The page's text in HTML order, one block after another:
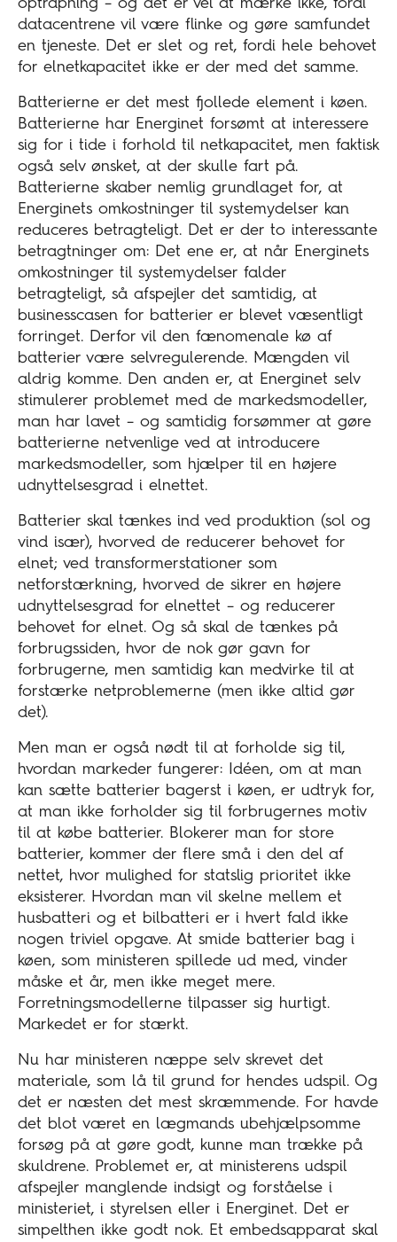
optrapning – og det er vel at mærke ikke, fordi
datacentrene vil være flinke og gøre samfundet
en tjeneste. Det er slet og ret, fordi hele behovet
for elnetkapacitet ikke er der med det samme.
Batterierne er det mest fjollede element i køen.
Batterierne har Energinet forsømt at interessere
sig for i tide i forhold til netkapacitet, men faktisk
også selv ønsket, at der skulle fart på.
Batterierne skaber nemlig grundlaget for, at
Energinets omkostninger til systemydelser kan
reduceres betragteligt. Det er der to interessante
betragtninger om: Det ene er, at når Energinets
omkostninger til systemydelser falder
betragteligt, så afspejler det samtidig, at
businesscasen for batterier er blevet væsentligt
forringet. Derfor vil den fænomenale kø af
batterier være selvregulerende. Mængden vil
aldrig komme. Den anden er, at Energinet selv
stimulerer problemet med de markedsmodeller,
man har lavet – og samtidig forsømmer at gøre
batterierne netvenlige ved at introducere
markedsmodeller, som hjælper til en højere
udnyttelsesgrad i elnettet.
Batterier skal tænkes ind ved produktion (sol og
vind især), hvorved de reducerer behovet for
elnet; ved transformerstationer som
netforstærkning, hvorved de sikrer en højere
udnyttelsesgrad for elnettet – og reducerer
behovet for elnet. Og så skal de tænkes på
forbrugssiden, hvor de nok gør gavn for
forbrugerne, men samtidig kan medvirke til at
forstærke netproblemerne (men ikke altid gør
det).
Men man er også nødt til at forholde sig til,
hvordan markeder fungerer: Idéen, om at man
kan sætte batterier bagerst i køen, er udtryk for,
at man ikke forholder sig til forbrugernes motiv
til at købe batterier. Blokerer man for store
batterier, kommer der flere små i den del af
nettet, hvor mulighed for statslig prioritet ikke
eksisterer. Hvordan man vil skelne mellem et
husbatteri og et bilbatteri er i hvert fald ikke
nogen triviel opgave. At smide batterier bag i
køen, som ministeren spillede ud med, vinder
måske et år, men ikke meget mere.
Forretningsmodellerne tilpasser sig hurtigt.
Markedet er for stærkt.
Nu har ministeren næppe selv skrevet det
materiale, som lå til grund for hendes udspil. Og
det er næsten det mest skræmmende. For havde
det blot været en lægmands ubehjælpsomme
forsøg på at gøre godt, kunne man trække på
skuldrene. Problemet er, at ministerens udspil
afspejler manglende indsigt og forståelse i
ministeriet, i styrelsen eller i Energinet. Det er
simpelthen ikke godt nok. Et embedsapparat skal